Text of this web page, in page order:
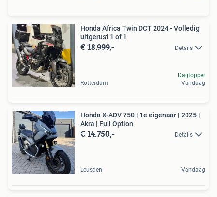
Honda Africa Twin DCT 2024 - Volledig
uitgerust 1 of 1
€ 18.999,- Details
Rotterdam
Dagtopper
Vandaag
Honda X-ADV 750 | 1e eigenaar | 2025 |
Akra | Full Option
€ 14.750,- Details
Leusden Vandaag